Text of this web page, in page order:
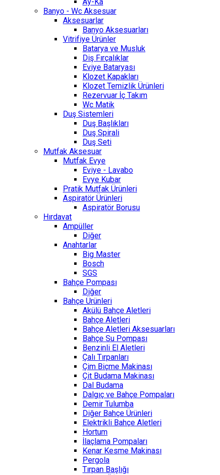
Banyo - Wc Aksesuar
Aksesuarlar
Banyo Aksesuarları
Vitrifiye Ürünler
Batarya ve Musluk
Diş Fırçalıklar
Eviye Bataryası
Klozet Kapakları
Klozet Temizlik Ürünleri
Rezervuar İç Takım
Wc Matik
Duş Sistemleri
Duş Başlıkları
Duş Spirali
Duş Seti
Mutfak Aksesuar
Mutfak Evye
Eviye - Lavabo
Evye Kubar
Pratik Mutfak Ürünleri
Aspiratör Ürünleri
Aspiratör Borusu
Hırdavat
Ampüller
Diğer
Anahtarlar
Big Master
Bosch
SGS
Bahçe Pompası
Diğer
Bahçe Ürünleri
Akülü Bahçe Aletleri
Bahçe Aletleri
Bahçe Aletleri Aksesuarları
Bahçe Su Pompası
Benzinli El Aletleri
Çalı Tırpanları
Çim Biçme Makinası
Çit Budama Makinası
Dal Budama
Dalgıç ve Bahçe Pompaları
Demir Tulumba
Diğer Bahçe Ürünleri
Elektrikli Bahçe Aletleri
Hortum
İlaçlama Pompaları
Kenar Kesme Makinası
Pergola
Tırpan Başlığı